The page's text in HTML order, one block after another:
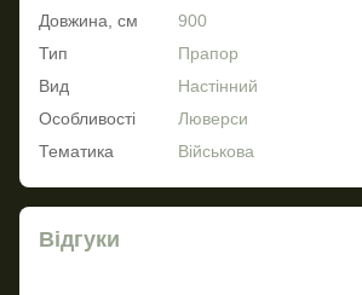
Довжина, см
900
Тип
Прапор
Вид
Настінний
Особливості
Люверси
Тематика
Військова
Відгуки